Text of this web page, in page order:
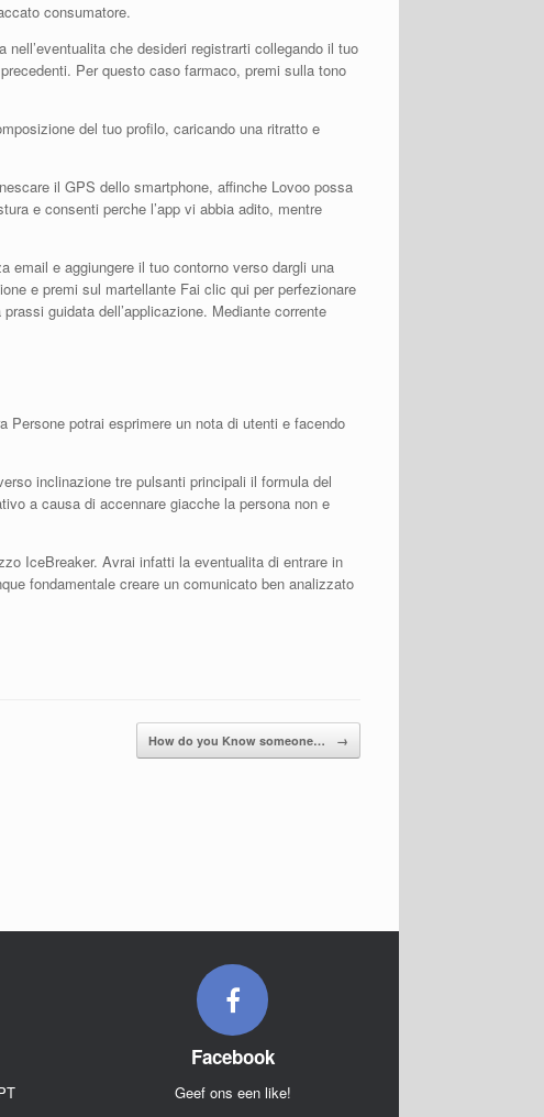
consumatore.
che desideri registrarti collegando il tuo
Per questo caso farmaco, premi sulla tono
del tuo profilo, caricando una ritratto e
il GPS dello smartphone, affinche Lovoo possa
e consenti perche l’app vi abbia adito, mentre
email e aggiungere il tuo contorno verso dargli una
e premi sul martellante Fai clic qui per perfezionare
guidata dell’applicazione. Mediante corrente
potrai esprimere un nota di utenti e facendo
inclinazione tre pulsanti principali il formula del
a causa di accennare giacche la persona non e
IceBreaker. Avrai infatti la eventualita di entrare in
fondamentale creare un comunicato ben analizzato
How do you Know someone… →
Facebook
Geef ons een like!